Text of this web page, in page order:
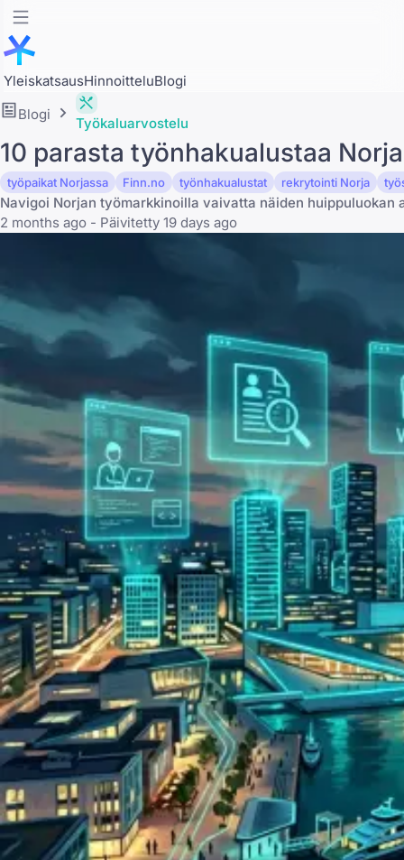
YleiskatsausHinnoitteluBlogi
Blogi
Työkaluarvostelu
10 parasta työnhakualustaa
työpaikat Norjassa Finn.no työnhakualustat rekrytointi Norja
Navigoi Norjan työmarkkinoilla vaivatta näiden
2 months ago - Päivitetty 19 days ago